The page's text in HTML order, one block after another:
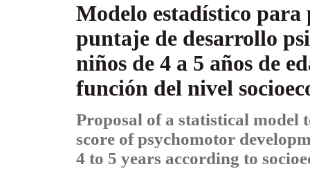
Modelo estadístico para
puntaje de desarrollo
niños de 4 a 5 años de
función del nivel
Proposal of a statistical model
score of psychomotor
4 to 5 years according to